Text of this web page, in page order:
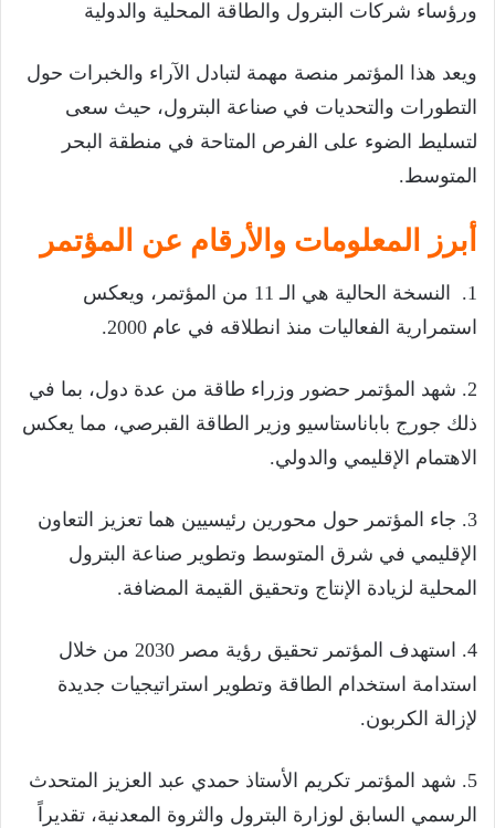
ورؤساء شركات البترول والطاقة المحلية والدولية
ويعد هذا المؤتمر منصة مهمة لتبادل الآراء والخبرات حول
التطورات والتحديات في صناعة البترول، حيث سعى
لتسليط الضوء على الفرص المتاحة في منطقة البحر
المتوسط.
أبرز المعلومات والأرقام عن المؤتمر
1. النسخة الحالية هي الـ 11 من المؤتمر، ويعكس
استمرارية الفعاليات منذ انطلاقه في عام 2000.
2. شهد المؤتمر حضور وزراء طاقة من عدة دول، بما في
ذلك جورج باباناستاسيو وزير الطاقة القبرصي، مما يعكس
الاهتمام الإقليمي والدولي.
3. جاء المؤتمر حول محورين رئيسيين هما تعزيز التعاون
الإقليمي في شرق المتوسط وتطوير صناعة البترول
المحلية لزيادة الإنتاج وتحقيق القيمة المضافة.
4. استهدف المؤتمر تحقيق رؤية مصر 2030 من خلال
استدامة استخدام الطاقة وتطوير استراتيجيات جديدة
لإزالة الكربون.
5. شهد المؤتمر تكريم الأستاذ حمدي عبد العزيز المتحدث
الرسمي السابق لوزارة البترول والثروة المعدنية، تقديراً